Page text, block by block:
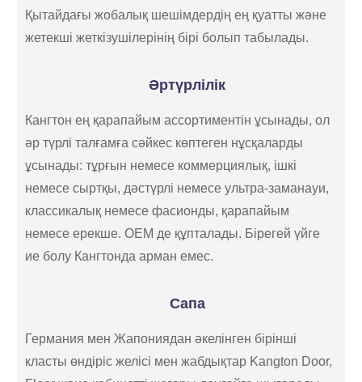
Қытайдағы жобалық шешімдердің ең қуатты және
жетекші жеткізушілерінің бірі болып табылады.
Әртүрлілік
Кангтон ең қарапайым ассортиментін ұсынады, ол
әр түрлі талғамға сәйкес көптеген нұсқаларды
ұсынады: тұрғын немесе коммерциялық, ішкі
немесе сыртқы, дәстүрлі немесе ультра-заманауи,
классикалық немесе фасионды, қарапайым
немесе ерекше. OEM де құпталады. Бірегей үйге
ие болу Кангтонда арман емес.
Сапа
Германия мен Жапониядан әкелінген бірінші
класты өндіріс желісі мен жабдықтар Kangton Door,